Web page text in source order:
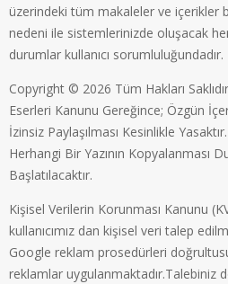
üzerindeki tüm makaleler ve içerikler
nedeni ile sistemlerinizde oluşacak
durumlar kullanıcı sorumluluğundadır.
Copyright © 2026 Tüm Hakları
Eserleri Kanunu Gereğince; Özgün
İzinsiz Paylaşılması Kesinlikle
Herhangi Bir Yazının Kopyalanması
Başlatılacaktır.
Kişisel Verilerin Korunması Kanunu
kullanıcımız dan kişisel veri talep
Google reklam prosedürleri
reklamlar uygulanmaktadır.Talebiniz